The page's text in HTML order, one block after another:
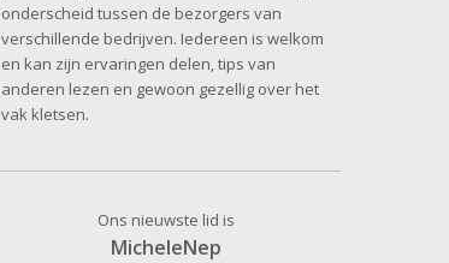
onderscheid tussen de bezorgers van
verschillende bedrijven. Iedereen is welkom
en kan zijn ervaringen delen, tips van
anderen lezen en gewoon gezellig over het
vak kletsen.
Ons nieuwste lid is
MicheleNep